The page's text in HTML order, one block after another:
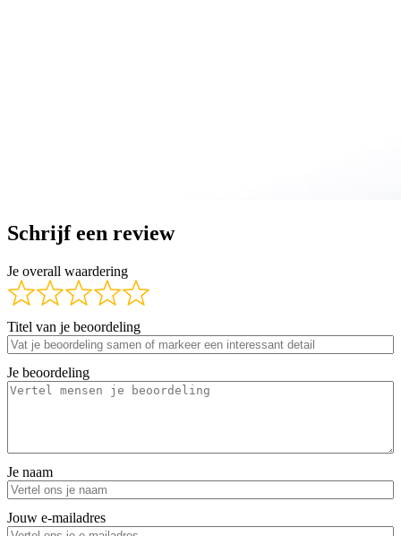
Schrijf een review
Je overall waardering
Titel van je beoordeling
Je beoordeling
Je naam
Jouw e-mailadres